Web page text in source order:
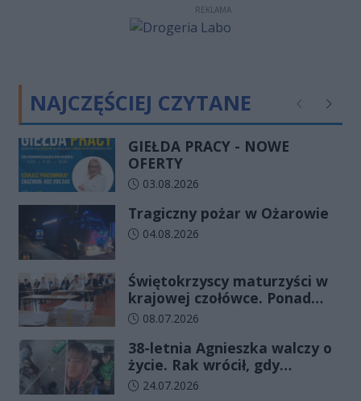
REKLAMA
NAJCZĘŚCIEJ CZYTANE Poprzednie
GIEŁDA PRACY - NOWE
OFERTY
Data dodania artykułu:
03.08.2026
Tragiczny pożar w Ożarowie
Data dodania artykułu:
04.08.2026
Świętokrzyscy maturzyści w
krajowej czołówce. Ponad
83% zdało egzamin już w
Data dodania artykułu:
08.07.2026
38-letnia Agnieszka walczy o
życie. Rak wrócił, gdy
wydawało się, że najgorsze
Data dodania artykułu:
24.07.2026